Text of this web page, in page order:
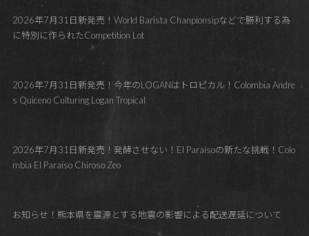
2026年7月31日新発売！World Barista Chanpionsipなどで勝利する為
に特別に作られたCompetition Lot
2026年7月31日新発売！今年のLOGANはトロピカル！Colombia Andre
s Quiceno Culturing Logan Tropical
2026年7月31日新発売！発酵させない！El Paraísoの新たな挑戦！Colo
mbia El Paraíso Chiroso Zeo
お知らせ！熊本県を震源とする地震の影響による配送遅延について